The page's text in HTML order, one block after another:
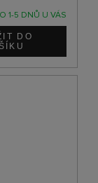
1-5 DNŮ U VÁS